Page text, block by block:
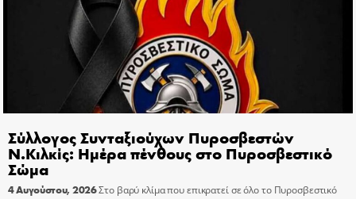
Σύλλογος Συνταξιούχων Πυροσβεστών
Ν.Κιλκίς: Ημέρα πένθους στο Πυροσβεστικό
Σώμα
4 Αυγούστου, 2026Στο βαρύ κλίμα που επικρατεί σε όλο το Πυροσβεστικό